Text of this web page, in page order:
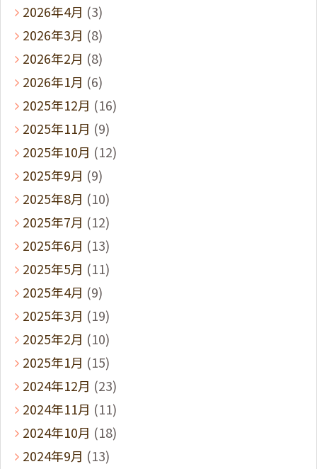
2026年4月 (3)
2026年3月 (8)
2026年2月 (8)
2026年1月 (6)
2025年12月 (16)
2025年11月 (9)
2025年10月 (12)
2025年9月 (9)
2025年8月 (10)
2025年7月 (12)
2025年6月 (13)
2025年5月 (11)
2025年4月 (9)
2025年3月 (19)
2025年2月 (10)
2025年1月 (15)
2024年12月 (23)
2024年11月 (11)
2024年10月 (18)
2024年9月 (13)